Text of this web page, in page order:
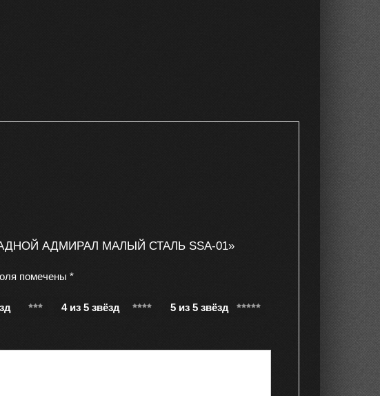
АДМИРАЛ МАЛЫЙ СТАЛЬ SSА-01»
помечены *
4 из 5 звёзд 5 из 5 звёзд